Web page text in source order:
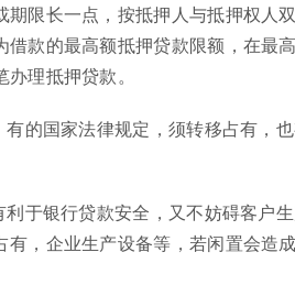
限长一点，按抵押人与抵押权人
款的最高额抵押贷款限额，在最
理抵押贷款。
的国家法律规定，须转移占有，
于银行贷款安全，又不妨碍客户
，企业生产设备等，若闲置会造